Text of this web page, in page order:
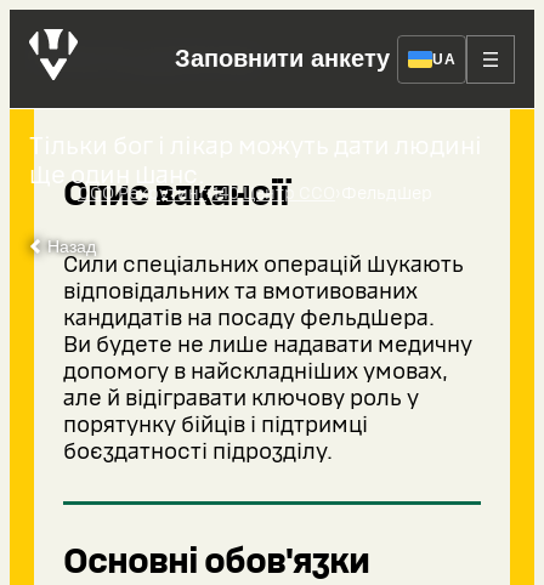
Заповнити анкету UA
ССО Рекрутинг›140 Центр ССО
Назад
Фельдшер
Тільки бог і лікар можуть дати людині
ще один шанс.
Опис вакансії
Сили спеціальних операцій шукають
відповідальних та вмотивованих
кандидатів на посаду фельдшера.
Ви будете не лише надавати медичну
допомогу в найскладніших умовах,
але й відігравати ключову роль у
порятунку бійців і підтримці
боєздатності підрозділу.
Основні обов'язки